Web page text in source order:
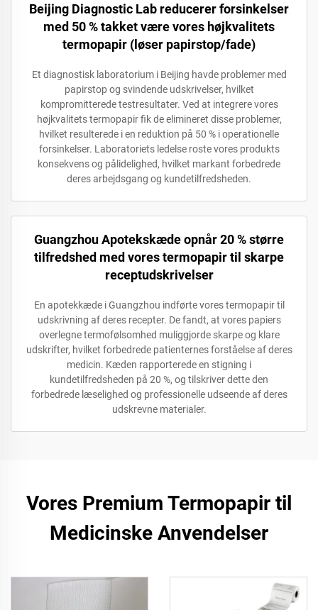
Beijing Diagnostic Lab reducerer forsinkelser
med 50 % takket være vores højkvalitets
termopapir (løser papirstop/fade)
Et diagnostisk laboratorium i Beijing havde problemer med
papirstop og svindende udskrivelser, hvilket
kompromitterede testresultater. Ved at integrere vores
højkvalitets termopapir fik de elimineret disse problemer,
hvilket resulterede i en reduktion på 50 % i operationelle
forsinkelser. Laboratoriets ledelse roste vores produkts
konsekvens og pålidelighed, hvilket markant forbedrede
deres arbejdsgang og kundetilfredsheden.
Guangzhou Apotekskæde opnår 20 % større
tilfredshed med vores termopapir til skarpe
receptudskrivelser
En apotekkæde i Guangzhou indførte vores termopapir til
udskrivning af deres recepter. De fandt, at vores papiers
overlegne termofølsomhed muliggjorde skarpe og klare
udskrifter, hvilket forbedrede patienternes forståelse af deres
medicin. Kæden rapporterede en stigning i
kundetilfredsheden på 20 %, og tilskriver dette den
forbedrede læselighed og professionelle udseende af deres
udskrevne materialer.
Vores Premium Termopapir til
Medicinske Anvendelser